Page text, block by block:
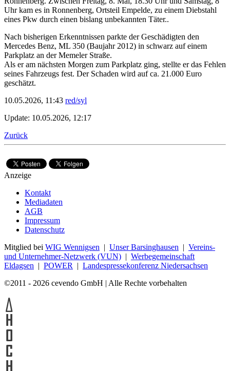
Uhr kam es in Ronnenberg, Ortsteil Empelde, zu einem Diebstahl
eines Pkw durch einen bislang unbekannten Täter..
Nach bisherigen Erkenntnissen parkte der Geschädigten den
Mercedes Benz, ML 350 (Baujahr 2012) in schwarz auf einem
Parkplatz an der Memeler Straße.
Als er am nächsten Morgen zum Parkplatz ging, stellte er das Fehlen
seines Fahrzeugs fest. Der Schaden wird auf ca. 21.000 Euro
geschätzt.
10.05.2026, 11:43 red/syl
Update: 10.05.2026, 12:17
Zurück
Anzeige
Kontakt
Mediadaten
AGB
Impressum
Datenschutz
Mitglied bei WIG Wennigsen | Unser Barsinghausen | Vereins-
und Unternehmer-Netzwerk (VUN) | Werbegemeinschaft
Eldagsen | POWER | Landespressekonferenz Niedersachsen
©2011 - 2026 cevendo GmbH | Alle Rechte vorbehalten